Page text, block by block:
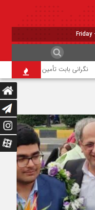
نگرانی بابت تأمین گندم یا پرداخت